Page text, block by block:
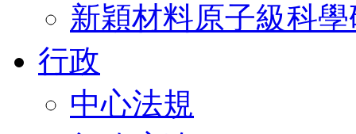
新穎材料原子級科
行政
中心法規